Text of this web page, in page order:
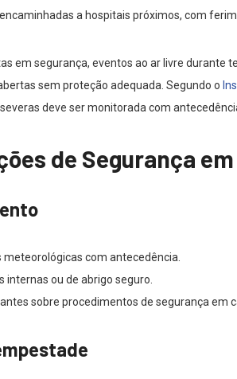
a hospitais próximos, com
em segurança, eventos ao ar livre durante
sem proteção adequada. Segundo o
deve ser monitorada com
de Segurança
meteorológicas com antecedência.
internas ou de abrigo seguro.
sobre procedimentos de segurança em